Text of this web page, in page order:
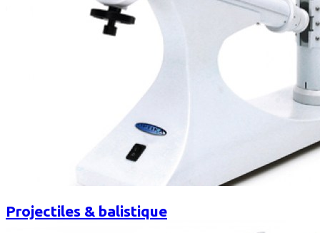
Projectiles & balistique